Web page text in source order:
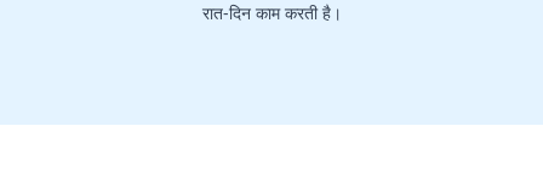
रात-दिन काम करती है।